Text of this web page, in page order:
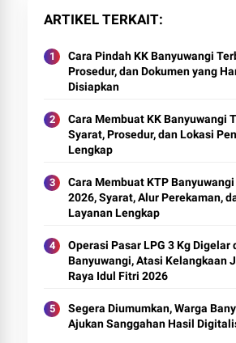
ARTIKEL TERKAIT
Cara Pindah KK Banyuwangi
Prosedur, dan Dokumen yang
Disiapkan
Cara Membuat KK Banyuwangi
Syarat, Prosedur, dan Lokasi
Lengkap
Cara Membuat KTP
2026, Syarat, Alur Perekaman,
Layanan Lengkap
Operasi Pasar LPG 3 Kg Digelar
Banyuwangi, Atasi Kelangkaan
Raya Idul Fitri 2026
Segera Diumumkan, Warga
Ajukan Sanggahan Hasil